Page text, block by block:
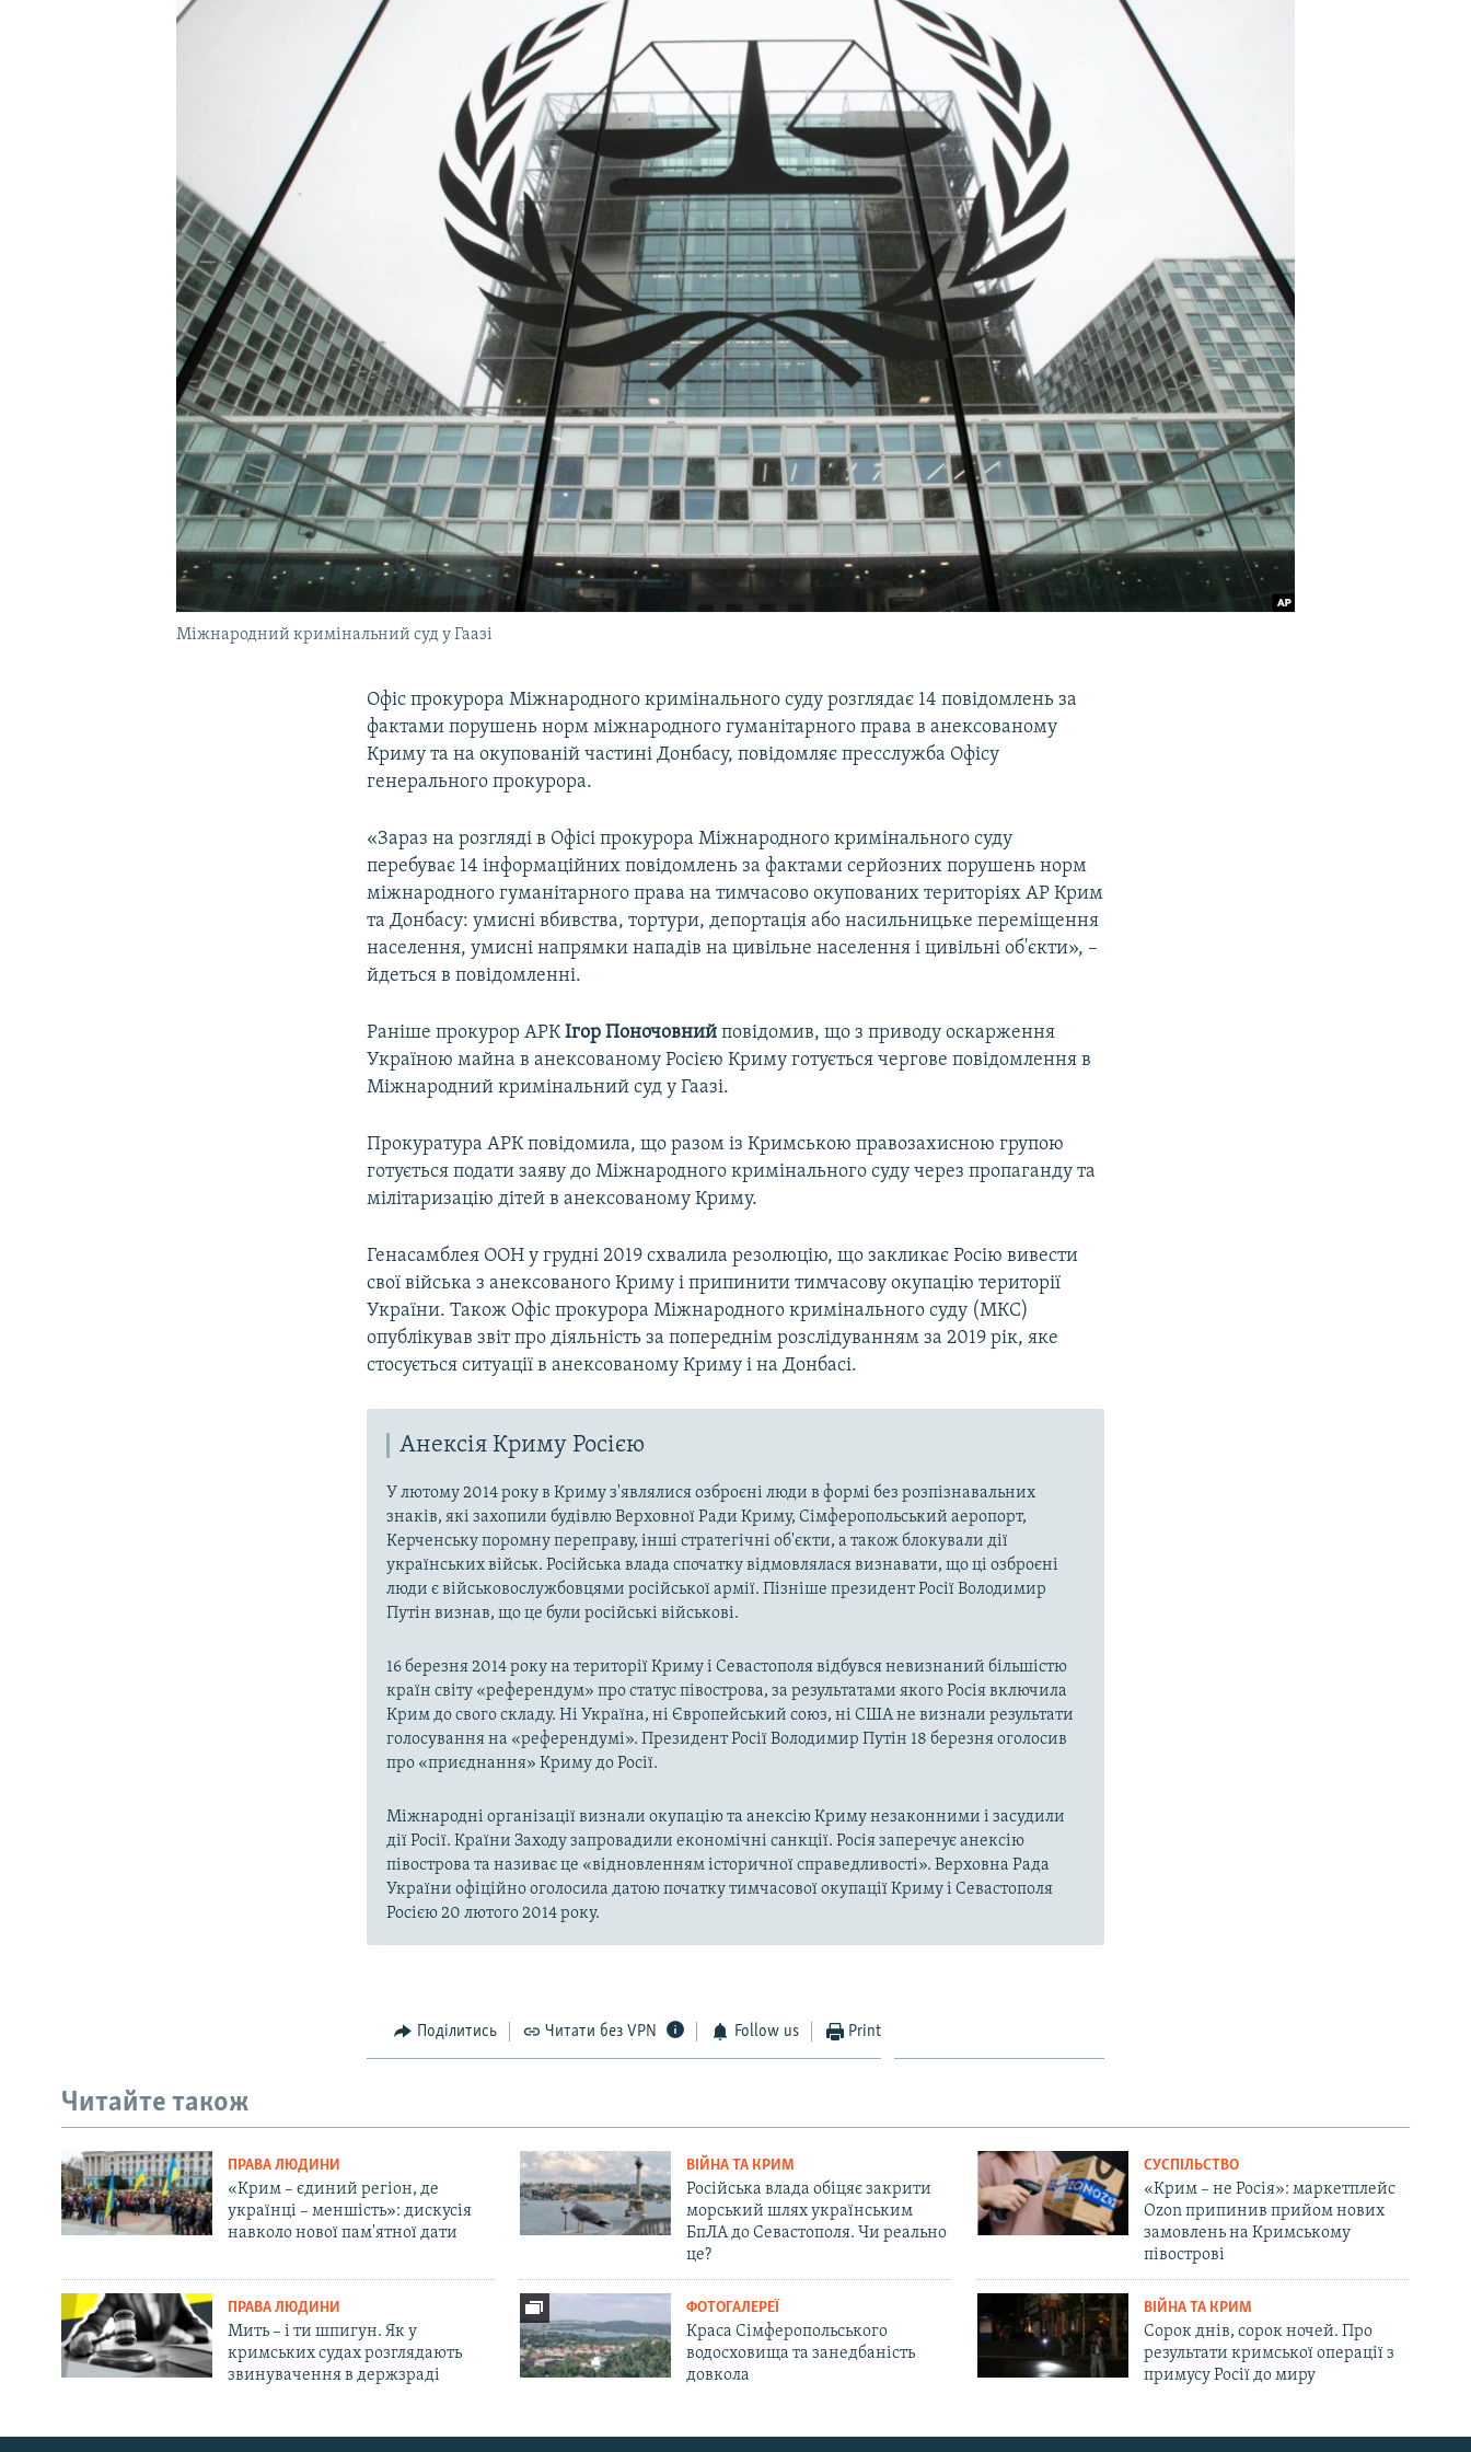
Русский
Міжнародний кримінальний суд у Гаазі
Офіс прокурора Міжнародного кримінального суду розглядає 14 повідомлень за
фактами порушень норм міжнародного гуманітарного права в анексованому
Криму та на окупованій частині Донбасу, повідомляє пресслужба Офісу
генерального прокурора.
«Зараз на розгляді в Офісі прокурора Міжнародного кримінального суду
перебуває 14 інформаційних повідомлень за фактами серйозних порушень норм
міжнародного гуманітарного права на тимчасово окупованих територіях АР Крим
та Донбасу: умисні вбивства, тортури, депортація або насильницьке переміщення
населення, умисні напрямки нападів на цивільне населення і цивільні об'єкти», –
йдеться в повідомленні.
Раніше прокурор АРКІгор Поночовний повідомив, що з приводу оскарження
Україною майна в анексованому Росією Криму готується чергове повідомлення в
Міжнародний кримінальний суд у Гаазі.
Прокуратура АРК повідомила, що разом із Кримською правозахисною групою
готується подати заяву до Міжнародного кримінального суду через пропаганду та
мілітаризацію дітей в анексованому Криму.
Генасамблея ООН у грудні 2019 схвалила резолюцію, що закликає Росію вивести
свої війська з анексованого Криму і припинити тимчасову окупацію території
України. Також Офіс прокурора Міжнародного кримінального суду (МКС)
опублікував звіт про діяльність за попереднім розслідуванням за 2019 рік, яке
стосується ситуації в анексованому Криму і на Донбасі.
Анексія Криму Росією
У лютому 2014 року в Криму з'являлися озброєні люди в формі без розпізнавальних
знаків, які захопили будівлю Верховної Ради Криму, Сімферопольський аеропорт,
Керченську поромну переправу, інші стратегічні об'єкти, а також блокували дії
українських військ. Російська влада спочатку відмовлялася визнавати, що ці озброєні
люди є військовослужбовцями російської армії. Пізніше президент Росії Володимир
Путін визнав, що це були російські військові.
16 березня 2014 року на території Криму і Севастополя відбувся невизнаний більшістю
країн світу «референдум» про статус півострова, за результатами якого Росія включила
Крим до свого складу. Ні Україна, ні Європейський союз, ні США не визнали результати
голосування на «референдумі». Президент Росії Володимир Путін 18 березня оголосив
про «приєднання» Криму до Росії.
Міжнародні організації визнали окупацію та анексію Криму незаконними і засудили
дії Росії. Країни Заходу запровадили економічні санкції. Росія заперечує анексію
півострова та називає це «відновленням історичної справедливості». Верховна Рада
України офіційно оголосила датою початку тимчасової окупації Криму і Севастополя
Росією 20 лютого 2014 року.
Поділитись Читати без VPN Follow us Print
Читайте також
ПРАВА ЛЮДИНИ
«Крим – єдиний регіон, де
українці – меншість»: дискусія
навколо нової пам'ятної дати
ВІЙНА ТА КРИМ
Російська влада обіцяє закрити
морський шлях українським
БпЛА до Севастополя. Чи реально
це?
СУСПІЛЬСТВО
«Крим – не Росія»: маркетплейс
Ozon припинив прийом нових
замовлень на Кримському
півострові
ПРАВА ЛЮДИНИ
Мить – і ти шпигун. Як у
кримських судах розглядають
звинувачення в держзраді
ФОТОГАЛЕРЕЇ
Краса Сімферопольського
водосховища та занедбаність
довкола
ВІЙНА ТА КРИМ
Сорок днів, сорок ночей. Про
результати кримської операції з
примусу Росії до миру